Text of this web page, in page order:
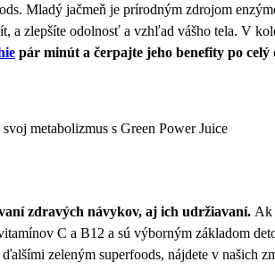
Mladý jačmeň je prírodným zdrojom
zlepšíte odolnosť a vzhľad vášho tela. V
pár minút a čerpajte jeho benefity po celý
metabolizmus s Green Power Juice
zdravých návykov, aj ich udržiavaní. Ak
C a B12 a sú výborným základom
zeleným superfoods, nájdete v našich